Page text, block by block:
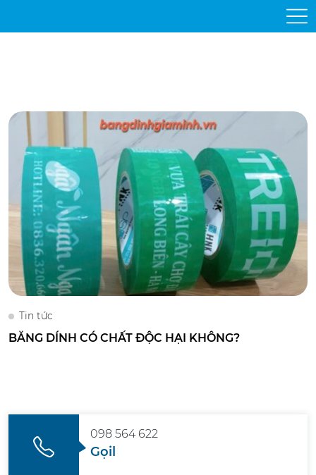
Tin tức
BĂNG DÍNH CÓ CHẤT ĐỘC HẠI KHÔNG?
098 564 622
Gọil